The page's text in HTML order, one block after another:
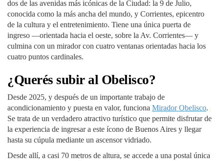
dos de las avenidas más icónicas de la Ciudad: la 9 de Julio,
conocida como la más ancha del mundo, y Corrientes, epicentro
de la cultura y el entretenimiento. Tiene una única puerta de
ingreso —orientada hacia el oeste, sobre la Av. Corrientes— y
culmina con un mirador con cuatro ventanas orientadas hacia los
cuatro puntos cardinales.
¿Querés subir al Obelisco?
Desde 2025, y después de un importante trabajo de
acondicionamiento y puesta en valor, funciona Mirador Obelisco.
Se trata de un verdadero atractivo turístico que permite disfrutar de
la experiencia de ingresar a este ícono de Buenos Aires y llegar
hasta su cúpula mediante un ascensor vidriado.
Desde allí, a casi 70 metros de altura, se accede a una postal única